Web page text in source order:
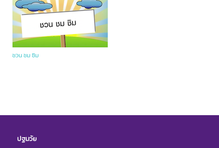
ชวน ชม ชิม
ปฐมวัย